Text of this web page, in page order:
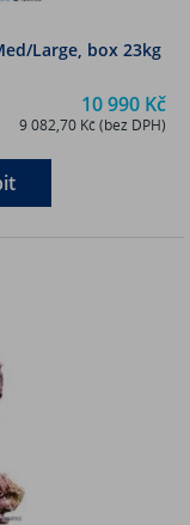
Large, box 23kg
10 990 Kč
9 082,70 Kč (bez DPH)